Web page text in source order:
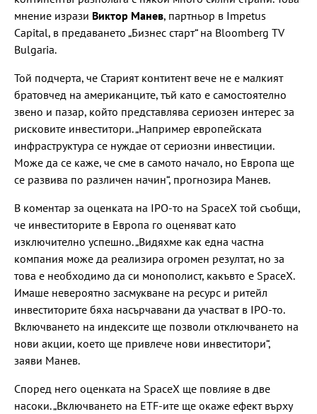
мнение изрази Виктор Манев, партньор в Impetus
Capital, в предаването „Бизнес старт“ на Bloomberg TV
Bulgaria.
Той подчерта, че Старият контитент вече не е малкият
братовчед на американците, тъй като е самостоятелно
звено и пазар, който представлява сериозен интерес за
рисковите инвеститори. „Например европейската
инфраструктура се нуждае от сериозни инвестиции.
Може да се каже, че сме в самото начало, но Европа ще
се развива по различен начин“, прогнозира Манев.
В коментар за оценката на IPO-то на SpaceX той съобщи,
че инвеститорите в Европа го оценяват като
изключително успешно. „Видяхме как една частна
компания може да реализира огромен резултат, но за
това е необходимо да си монополист, какъвто е SpaceX.
Имаше невероятно засмукване на ресурс и ритейл
инвеститорите бяха насърчавани да участват в IPO-то.
Включването на индексите ще позволи отключването на
нови акции, което ще привлече нови инвеститори“,
заяви Манев.
Според него оценката на SpaceX ще повлияе в две
насоки. „Включването на ETF-ите ще окаже ефект върху